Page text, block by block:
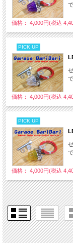
価格： 4,000円(税込
PICK UP
価格： 4,000円(税込
PICK UP
価格： 4,000円(税込